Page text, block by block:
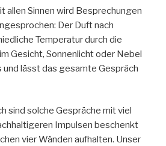
allen Sinnen wird Besprechungen
Der Duft nach
Temperatur durch die
Gesicht, Sonnenlicht oder Nebel
und lässt das gesamte Gespräch
sind solche Gespräche mit viel
Impulsen beschenkt
vier Wänden aufhalten. Unser